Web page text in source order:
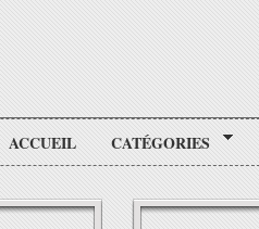
ACCUEIL CATÉGORIES